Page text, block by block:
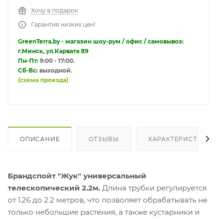
Хочу в подарок
Гарантия низких цен!
GreenTerra.by - магазин шоу-рум / офис / самовывоз:
г.Минск, ул.Карвата 89
Пн-Пт: 9:00 - 17:00.
Сб-Вс: выходной.
(схема проезда)
ОПИСАНИЕ ОТЗЫВЫ ХАРАКТЕРИСТИКИ
Брандспойт "Жук" универсальный
телескопический 2.2м. Длина трубки регулируется
от 1.26 до 2.2 метров, что позволяет обрабатывать не
только небольшие растения, а также кустарники и